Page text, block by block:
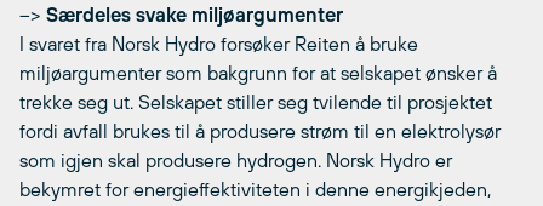
–> Særdeles svake miljøargumenter
I svaret fra Norsk Hydro forsøker Reiten å bruke
miljøargumenter som bakgrunn for at selskapet ønsker å
trekke seg ut. Selskapet stiller seg tvilende til prosjektet
fordi avfall brukes til å produsere strøm til en elektrolysør
som igjen skal produsere hydrogen. Norsk Hydro er
bekymret for energieffektiviteten i denne energikjeden,